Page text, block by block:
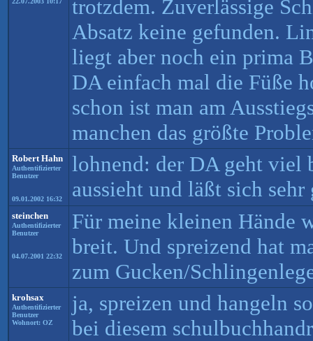
trotzdem. Zuverlässige
Absatz keine gefunden.
liegt aber noch ein prima
DA einfach mal die Füße
schon ist man am
manchen das größte
Robert Hahn
Authentifizierter
Benutzer
09.01.2002 16:32
lohnend: der DA geht viel
aussieht und läßt sich sehr
steinchen
Authentifizierter
Benutzer
04.07.2001 22:32
Für meine kleinen Hände
breit. Und spreizend hat
zum Gucken/
krohsax
Authentifizierter
Benutzer
Wohnort: OZ
ja, spreizen und hangeln
bei diesem